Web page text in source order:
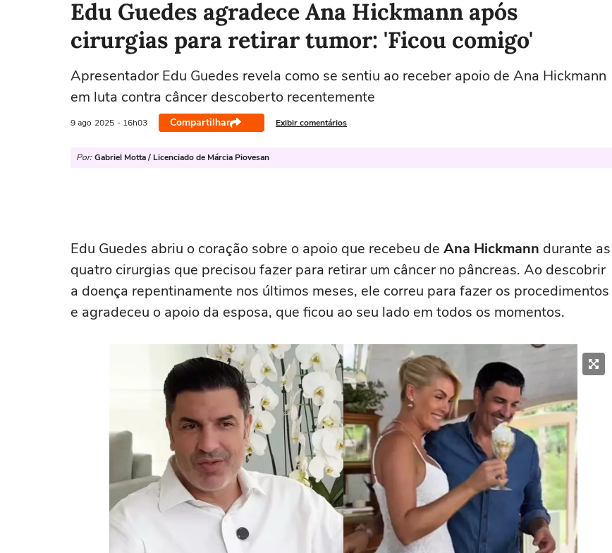
Edu Guedes agradece Ana Hickmann após
cirurgias para retirar tumor: 'Ficou comigo'
Apresentador Edu Guedes revela como se sentiu ao receber apoio de Ana Hickmann
em luta contra câncer descoberto recentemente
9 ago 2025 - 16h03 Compartilhar Exibir comentários
Por: Gabriel Motta / Licenciado de Márcia Piovesan
Edu Guedes abriu o coração sobre o apoio que recebeu de Ana Hickmann durante as
quatro cirurgias que precisou fazer para retirar um câncer no pâncreas. Ao descobrir
a doença repentinamente nos últimos meses, ele correu para fazer os procedimentos
e agradeceu o apoio da esposa, que ficou ao seu lado em todos os momentos.